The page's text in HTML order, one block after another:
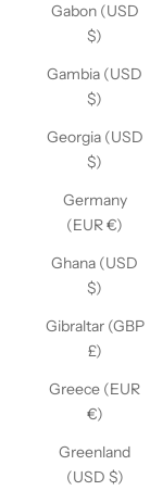
Gabon (USD
$)
Gambia (USD
$)
Georgia (USD
$)
Germany
(EUR €)
Ghana (USD
$)
Gibraltar (GBP
£)
Greece (EUR
€)
Greenland
(USD $)